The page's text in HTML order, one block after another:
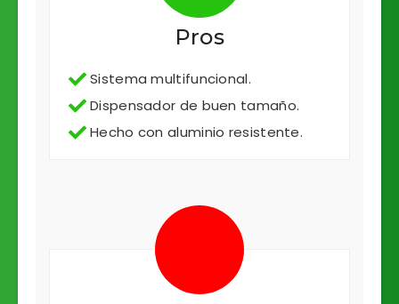
Pros
Sistema multifuncional.
Dispensador de buen tamaño.
Hecho con aluminio resistente.